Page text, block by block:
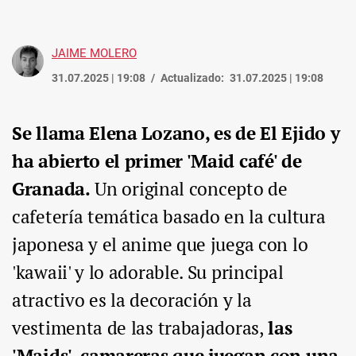
JAIME MOLERO
31.07.2025 | 19:08 Actualizado: 31.07.2025 | 19:08
Se llama Elena Lozano, es de El Ejido y
ha abierto el primer 'Maid café' de
Granada.Un original concepto de
cafetería temática basado en la cultura
japonesa y el anime que juega con lo
'kawaii' y lo adorable. Su principal
atractivo es la decoración y la
vestimenta de las trabajadoras,las